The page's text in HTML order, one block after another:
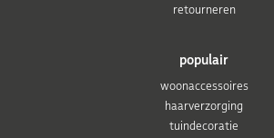
populair
woonaccessoires
haarverzorging
tuindecoratie
retourneren